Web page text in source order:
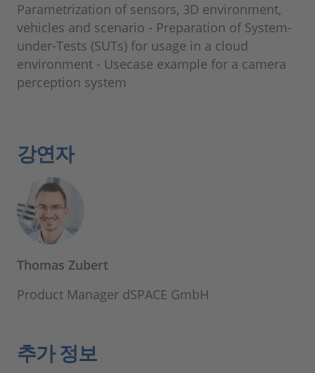
Parametrization of sensors, 3D environment,
vehicles and scenario - Preparation of System-
under-Tests (SUTs) for usage in a cloud
environment - Usecase example for a camera
perception system
강연자
Thomas Zubert
Product Manager dSPACE GmbH
추가 정보